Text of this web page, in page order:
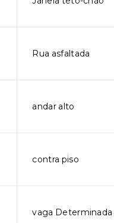
Rua asfaltada
andar alto
contra piso
vaga Determinada